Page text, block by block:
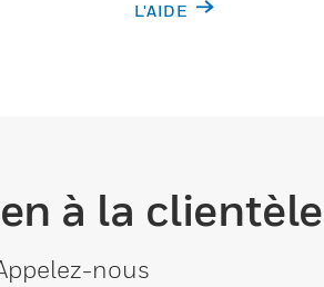
L'AIDE
à la clientèle
nous